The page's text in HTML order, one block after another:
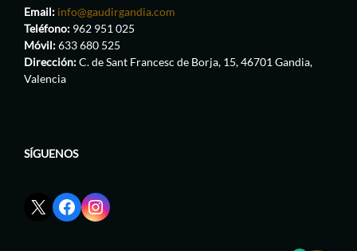
Email: info@gaudirgandia.com
Teléfono: 962 951 025
Móvil:633 680 525
Dirección:C. de Sant Francesc de Borja, 15, 46701 Gandia,
Valencia
SÍGUENOS
Enlace
red
Enlace
de
Enlace